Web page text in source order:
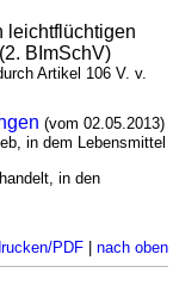
leichtflüchtigen
BImSchV)
Artikel 106 V. v.
(vom 02.05.2013)
in dem Lebensmittel
in den
PDF| nach oben